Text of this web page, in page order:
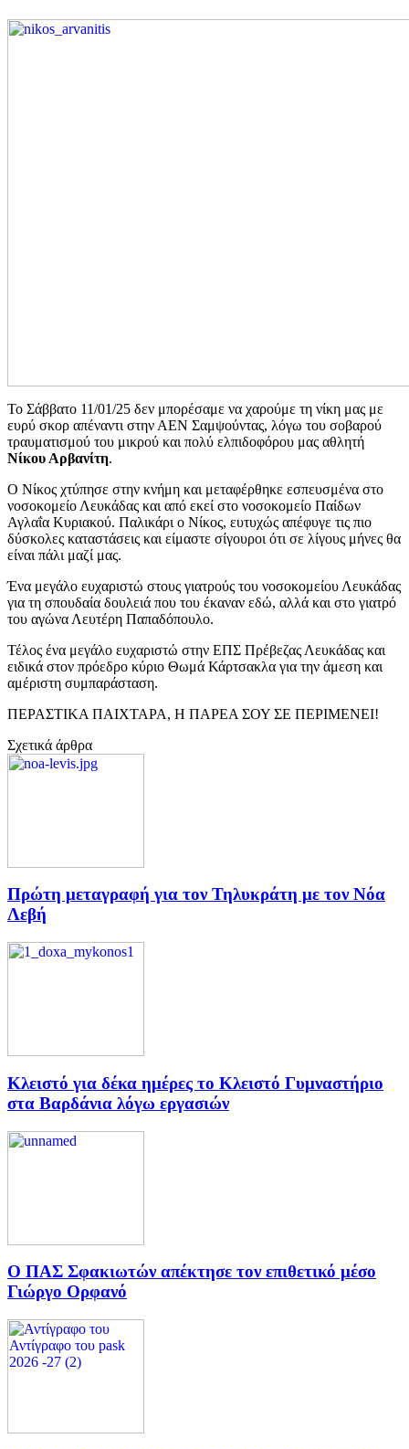
Το Σάββατο 11/01/25 δεν μπορέσαμε να χαρούμε τη νίκη μας με
ευρύ σκορ απέναντι στην ΑΕΝ Σαμψούντας, λόγω του σοβαρού
τραυματισμού του μικρού και πολύ ελπιδοφόρου μας αθλητή
Νίκου Αρβανίτη.
Ο Νίκος χτύπησε στην κνήμη και μεταφέρθηκε εσπευσμένα στο
νοσοκομείο Λευκάδας και από εκεί στο νοσοκομείο Παίδων
Αγλαΐα Κυριακού. Παλικάρι ο Νίκος, ευτυχώς απέφυγε τις πιο
δύσκολες καταστάσεις και είμαστε σίγουροι ότι σε λίγους μήνες θα
είναι πάλι μαζί μας.
Ένα μεγάλο ευχαριστώ στους γιατρούς του νοσοκομείου Λευκάδας
για τη σπουδαία δουλειά που του έκαναν εδώ, αλλά και στο γιατρό
του αγώνα Λευτέρη Παπαδόπουλο.
Τέλος ένα μεγάλο ευχαριστώ στην ΕΠΣ Πρέβεζας Λευκάδας και
ειδικά στον πρόεδρο κύριο Θωμά Κάρτσακλα για την άμεση και
αμέριστη συμπαράσταση.
ΠΕΡΑΣΤΙΚΑ ΠΑΙΧΤΑΡΑ, Η ΠΑΡΕΑ ΣΟΥ ΣΕ ΠΕΡΙΜΕΝΕΙ!
Σχετικά άρθρα
Πρώτη μεταγραφή για τον Τηλυκράτη με τον Νόα
Λεβή
Κλειστό για δέκα ημέρες το Κλειστό Γυμναστήριο
στα Βαρδάνια λόγω εργασιών
Ο ΠΑΣ Σφακιωτών απέκτησε τον επιθετικό μέσο
Γιώργο Ορφανό